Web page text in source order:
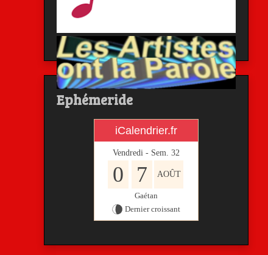
Ephémeride
iCalendrier.fr
Vendredi - Sem. 32
0 7 AOÛT
Gaétan
Dernier croissant